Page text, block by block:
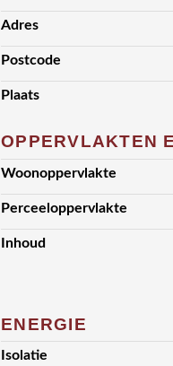
Adres
Postcode
Plaats
OPPERVLAKTEN
Woonoppervlakte
Perceeloppervlakte
Inhoud
ENERGIE
Isolatie